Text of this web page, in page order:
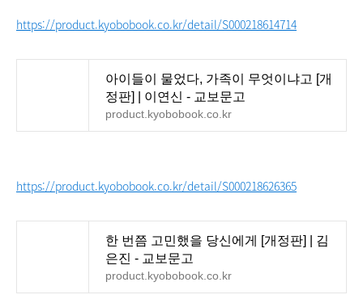
https://product.kyobobook.co.kr/detail/S000218614714
아이들이 물었다, 가족이 무엇이냐고 [개
정판] | 이연신 - 교보문고
product.kyobobook.co.kr
https://product.kyobobook.co.kr/detail/S000218626365
한 번쯤 고민했을 당신에게 [개정판] | 김
은진 - 교보문고
product.kyobobook.co.kr